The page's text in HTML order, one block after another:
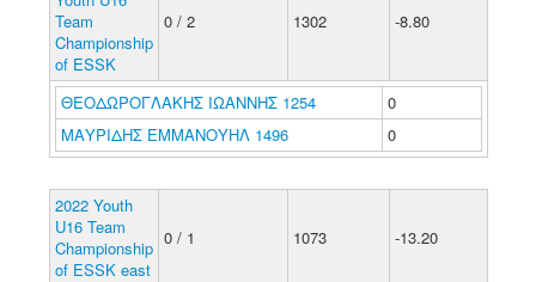
Team
Championship
of ESSK
0 / 2 1302 -8.80
ΘΕΟΔΩΡΟΓΛΑΚΗΣ ΙΩΑΝΝΗΣ 1254
0
ΜΑΥΡΙΔΗΣ ΕΜΜΑΝΟΥΗΛ 1496
0
2022 Youth
U16 Team
Championship
of ESSK east
0 / 1 1073 -13.20